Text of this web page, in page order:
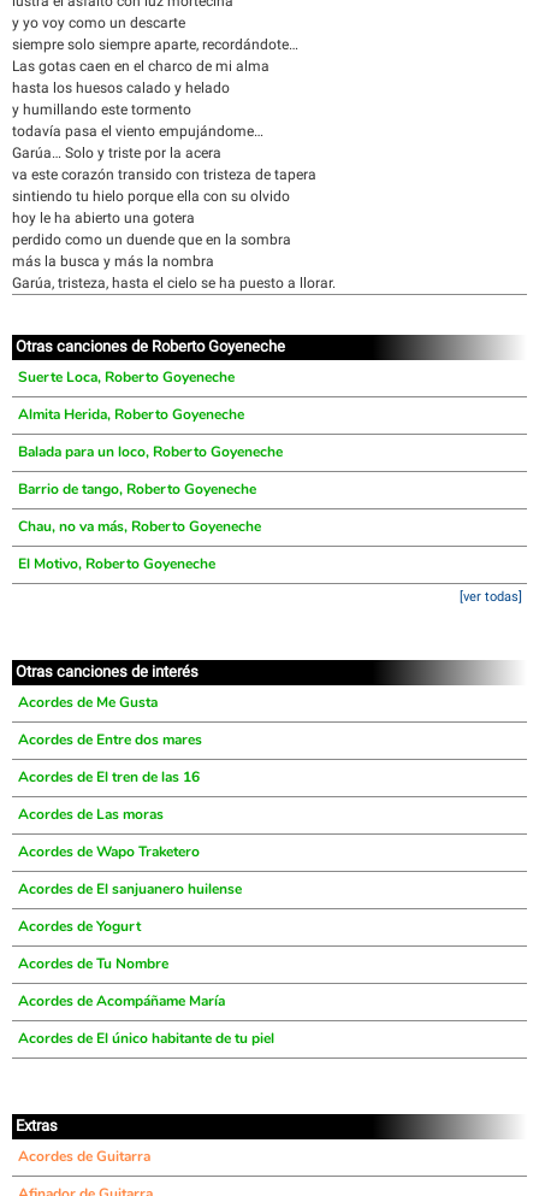
y yo voy como un descarte
siempre solo siempre aparte, recordándote…
Las gotas caen en el charco de mi alma
hasta los huesos calado y helado
y humillando este tormento
todavía pasa el viento empujándome…
Garúa… Solo y triste por la acera
va este corazón transido con tristeza de tapera
sintiendo tu hielo porque ella con su olvido
hoy le ha abierto una gotera
perdido como un duende que en la sombra
más la busca y más la nombra
Garúa, tristeza, hasta el cielo se ha puesto a llorar.
Otras canciones de Roberto Goyeneche
Suerte Loca, Roberto Goyeneche
Almita Herida, Roberto Goyeneche
Balada para un loco, Roberto Goyeneche
Barrio de tango, Roberto Goyeneche
Chau, no va más, Roberto Goyeneche
El Motivo, Roberto Goyeneche
[ver todas]
Otras canciones de interés
Acordes de Me Gusta
Acordes de Entre dos mares
Acordes de El tren de las 16
Acordes de Las moras
Acordes de Wapo Traketero
Acordes de El sanjuanero huilense
Acordes de Yogurt
Acordes de Tu Nombre
Acordes de Acompáñame María
Acordes de El único habitante de tu piel
Extras
Acordes de Guitarra